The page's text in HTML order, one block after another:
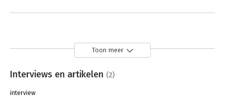
Toon meer
Interviews en artikelen (2)
interview